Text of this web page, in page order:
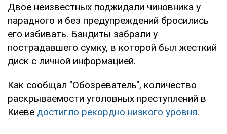
Двое неизвестных поджидали чиновника у
парадного и без предупреждений бросились
его избивать. Бандиты забрали у
пострадавшего сумку, в которой был жесткий
диск с личной информацией.
Как сообщал "Обозреватель", количество
раскрываемости уголовных преступлений в
Киеве достигло рекордно низкого уровня.